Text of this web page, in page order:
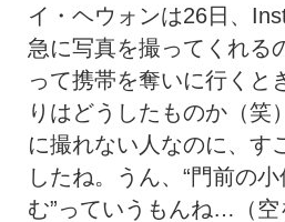
イ・ヘウォンは26日、
急に写真を撮ってくれる
って携帯を奪いに行くと
りはどうしたものか（笑
に撮れない人なのに、す
したね。うん、“門前の
む”っていうもんね…（空